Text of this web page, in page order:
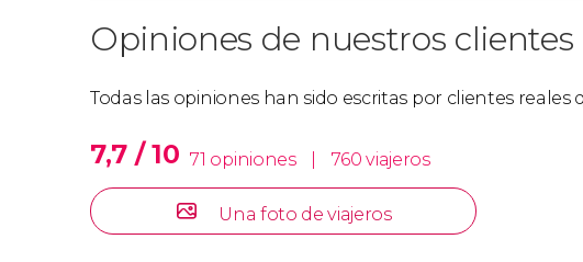
Opiniones de nuestros clientes
Todas las opiniones han sido escritas por clientes
7,7 / 10 71 opiniones 760 viajeros
Una foto de viajeros